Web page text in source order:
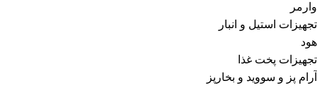
وارمر
تجهیزات استیل و انبار
هود
تجهیزات پخت غذا
آرام پز و سووید و بخارپز